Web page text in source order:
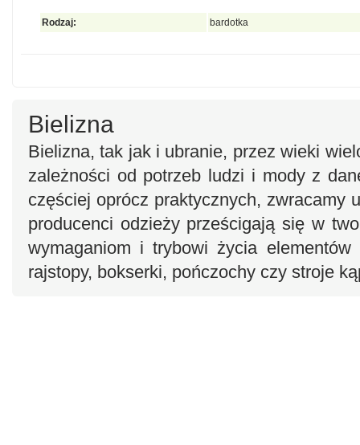
Rodzaj: bardotka
Bielizna
Bielizna, tak jak i ubranie, przez wieki
zależności od potrzeb ludzi i mody z
częściej oprócz praktycznych, zwracamy
producenci odzieży prześcigają się w
wymaganiom i trybowi życia
rajstopy, bokserki, pończochy czy stroje